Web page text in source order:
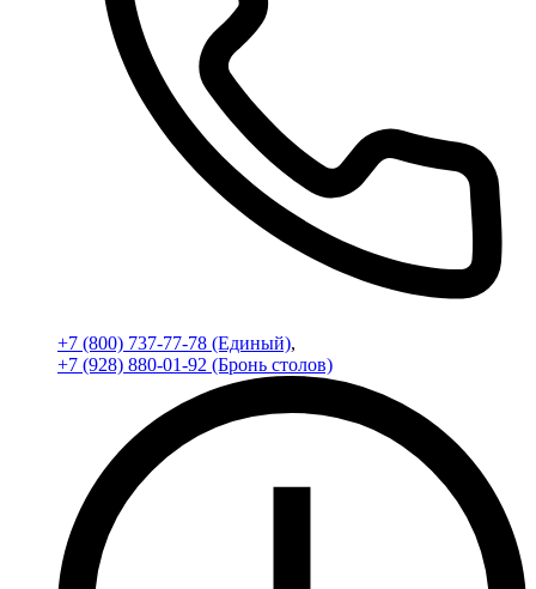
+7 (800) 737-77-78 (Единый),
+7 (928) 880-01-92 (Бронь столов)